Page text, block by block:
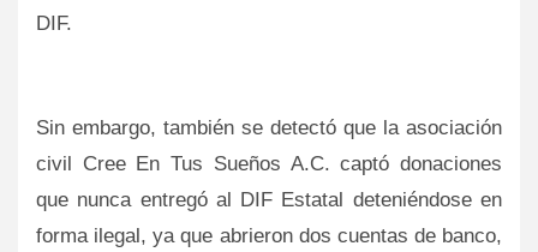
DIF.
Sin embargo, también se detectó que la asociación
civil Cree En Tus Sueños A.C. captó donaciones
que nunca entregó al DIF Estatal deteniéndose en
forma ilegal, ya que abrieron dos cuentas de banco,